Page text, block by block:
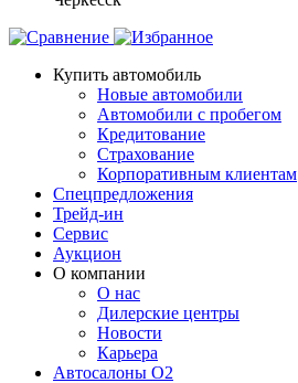
Купить автомобиль
Новые автомобили
Автомобили с пробегом
Кредитование
Страхование
Корпоративным клиентам
Спецпредложения
Трейд-ин
Сервис
Аукцион
О компании
О нас
Дилерские центры
Новости
Карьера
Автосалоны O2